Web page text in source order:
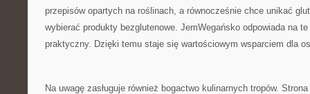
przepisów opartych na roślinach, a równocześnie chce unikać
wybierać produkty bezglutenowe. JemWegańsko odpowiada na
praktyczny. Dzięki temu staje się wartościowym wsparciem dla
Na uwagę zasługuje również bogactwo kulinarnych tropów.